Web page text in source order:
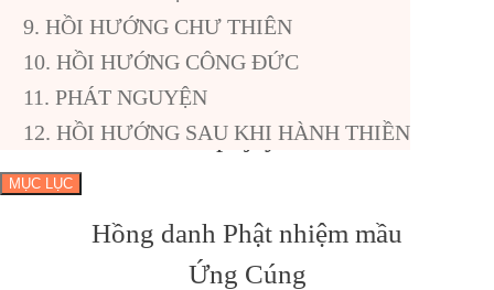
9. HỒI HƯỚNG CHƯ THIÊN
10. HỒI HƯỚNG CÔNG ĐỨC
11. PHÁT NGUYỆN
12. HỒI HƯỚNG SAU KHI HÀNH THIỀN
MỤC LỤC
sirasā ṇamāmi
tañca Buddhaṃ imehi
sakkārehi
abhipūjayāmi.
Hồng danh Phật nhiệm mầu
Ứng Cúng